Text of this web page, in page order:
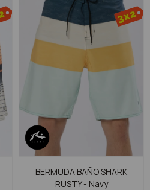
BERMUDA BAÑO SHARK
RUSTY - Navy